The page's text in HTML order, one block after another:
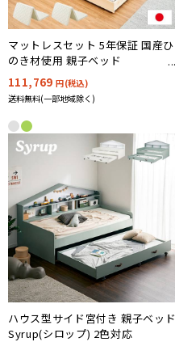
マットレスセット 5年保証 国産ひ
のき材使用 親子ベッド
CUOPiO(クオピオ) 抗ウイルス塗
装
111,769円(税込)
送料無料(一部地域除く)
ハウス型サイド宮付き 親子ベッド
Syrup(シロップ) 2色対応